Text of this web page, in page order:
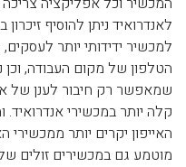
לאנדרואיד ניתן להוסיף זיכרון
למכשיר ידידותי יותר
הטלפון של מקום העבודה, וכן
שמאפשר רק חיבור לענן של
קלה יותר במכשירי אנדרואיד.
האייפון יקרים יותר
מוטמע גם במכשירים זולים של